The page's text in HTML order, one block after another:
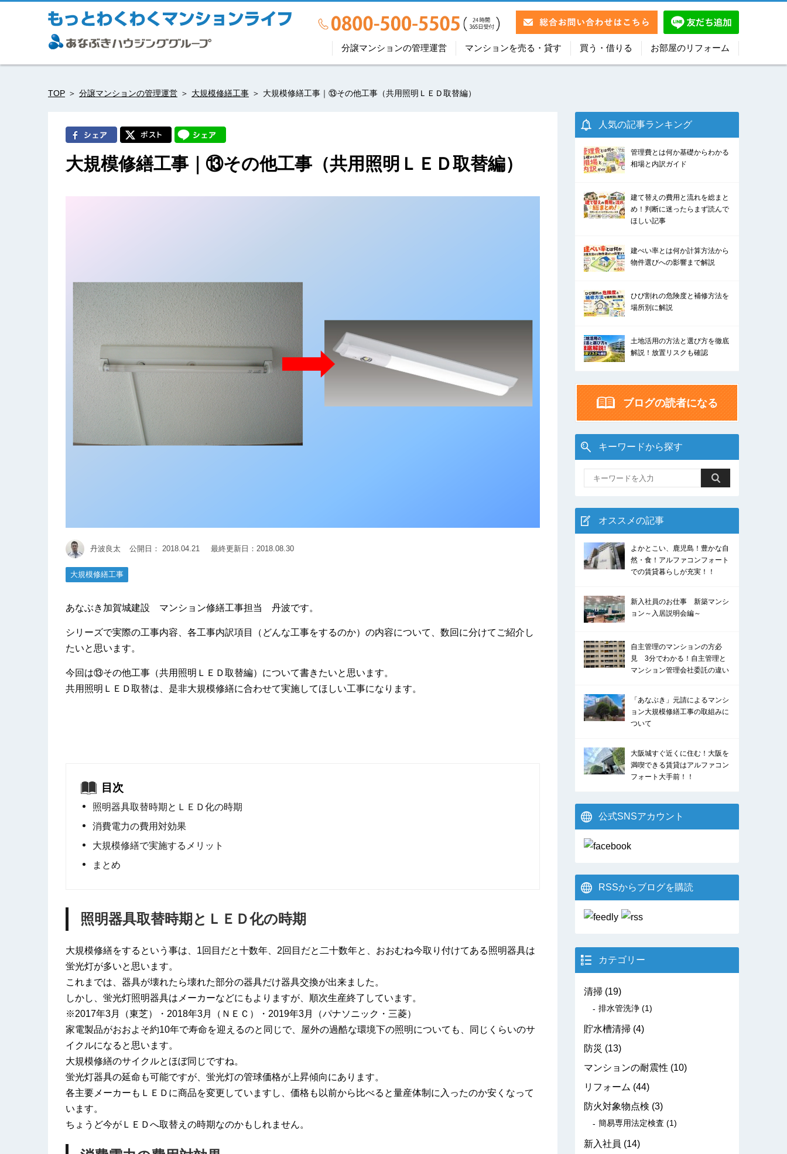
分譲マンションの管理運営 マンションを売る・貸す 買う・借りる お部屋のリフォーム
TOP 分譲マンションの管理運営 大規模修繕工事 大規模修繕工事｜⑬その他工事（共用照明ＬＥＤ取替編）
大規模修繕工事｜⑬その他工事（共用照明ＬＥＤ取替編）
丹波良太 公開日： 2018.04.21 最終更新日：2018.08.30
大規模修繕工事
あなぶき加賀城建設 マンション修繕工事担当 丹波です。
シリーズで実際の工事内容、各工事内訳項目（どんな工事をするのか）の内容について、数回に分けてご紹介し
たいと思います。
今回は⑬その他工事（共用照明ＬＥＤ取替編）について書きたいと思います。
共用照明ＬＥＤ取替は、是非大規模修繕に合わせて実施してほしい工事になります。
目次
照明器具取替時期とＬＥＤ化の時期
消費電力の費用対効果
大規模修繕で実施するメリット
まとめ
照明器具取替時期とＬＥＤ化の時期
大規模修繕をするという事は、1回目だと十数年、2回目だと二十数年と、おおむね今取り付けてある照明器具は
蛍光灯が多いと思います。
これまでは、器具が壊れたら壊れた部分の器具だけ器具交換が出来ました。
しかし、蛍光灯照明器具はメーカーなどにもよりますが、順次生産終了しています。
※2017年3月（東芝）・2018年3月（ＮＥＣ）・2019年3月（パナソニック・三菱）
家電製品がおおよそ約10年で寿命を迎えるのと同じで、屋外の過酷な環境下の照明についても、同じくらいのサ
イクルになると思います。
大規模修繕のサイクルとほぼ同じですね。
蛍光灯器具の延命も可能ですが、蛍光灯の管球価格が上昇傾向にあります。
各主要メーカーもＬＥＤに商品を変更していますし、価格も以前から比べると量産体制に入ったのか安くなって
います。
ちょうど今がＬＥＤへ取替えの時期なのかもしれません。
人気の記事ランキング
管理費とは何か基礎からわかる
相場と内訳ガイド
建て替えの費用と流れを総まと
め！判断に迷ったらまず読んで
ほしい記事
建ぺい率とは何か計算方法から
物件選びへの影響まで解説
ひび割れの危険度と補修方法を
場所別に解説
土地活用の方法と選び方を徹底
解説！放置リスクも確認
ブログの読者になる
キーワードから探す
オススメの記事
よかとこい、鹿児島！豊かな自
然・食！アルファコンフォート
での賃貸暮らしが充実！！
新入社員のお仕事 新築マンシ
ョン～入居説明会編～
自主管理のマンションの方必
見 3分でわかる！自主管理と
マンション管理会社委託の違い
「あなぶき」元請によるマンシ
ョン大規模修繕工事の取組みに
ついて
大阪城すぐ近くに住む！大阪を
満喫できる賃貸はアルファコン
フォート大手前！！
公式SNSアカウント
RSSからブログを購読
カテゴリー
清掃 (19)
排水管洗浄 (1)
貯水槽清掃 (4)
防災 (13)
マンションの耐震性 (10)
リフォーム (44)
防火対象物点検 (3)
簡易専用法定検査 (1)
新入社員 (14)